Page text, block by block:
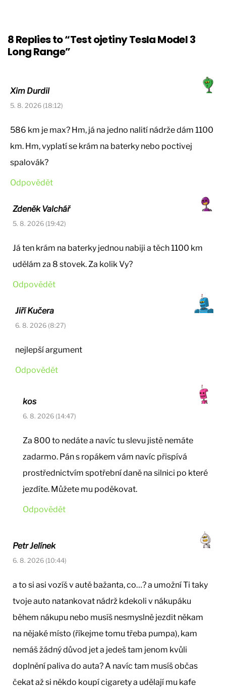
8 Replies to “Test ojetiny Tesla Model 3
Long Range”
Xim Durdil
5. 8. 2026 (18:12)
586 km je max? Hm, já na jedno nalití nádrže dám 1100
km. Hm, vyplatí se krám na baterky nebo poctivej
spalovák?
Odpovědět
Zdeněk Valchář
5. 8. 2026 (19:42)
Já ten krám na baterky jednou nabiji a těch 1100 km
udělám za 8 stovek. Za kolik Vy?
Odpovědět
Jiří Kučera
6. 8. 2026 (8:27)
nejlepší argument
Odpovědět
kos
6. 8. 2026 (14:47)
Za 800 to nedáte a navíc tu slevu jistě nemáte
zadarmo. Pán s ropákem vám navíc přispívá
prostřednictvím spotřební daně na silnici po které
jezdíte. Můžete mu poděkovat.
Odpovědět
Petr Jelínek
6. 8. 2026 (10:44)
a to si asi vozíš v autě bažanta, co…? a umožní Ti taky
tvoje auto natankovat nádrž kdekoli v nákupáku
během nákupu nebo musíš nesmyslně jezdit někam
na nějaké místo (říkejme tomu třeba pumpa), kam
nemáš žádný důvod jet a jedeš tam jenom kvůli
doplnění paliva do auta? A navíc tam musíš občas
čekat až si někdo koupí cigarety a udělají mu kafe